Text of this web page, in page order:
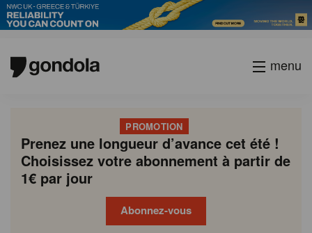
menu
PROMOTION
Prenez une longueur d’avance cet été !
Choisissez votre abonnement à partir de
1€ par jour
Abonnez-vous